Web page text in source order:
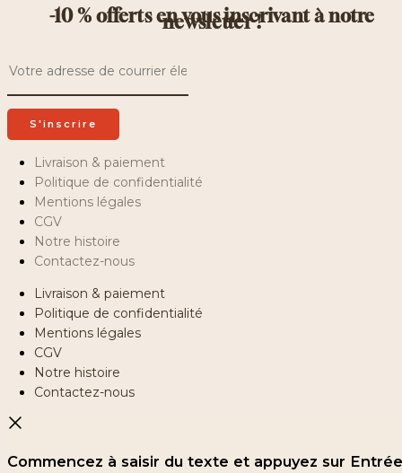
-10 % offerts en vous inscrivant à notre
newsletter !
Livraison & paiement
Politique de confidentialité
Mentions légales
CGV
Notre histoire
Contactez-nous
Livraison & paiement
Politique de confidentialité
Mentions légales
CGV
Notre histoire
Contactez-nous
Commencez à saisir du texte et appuyez sur Entrée